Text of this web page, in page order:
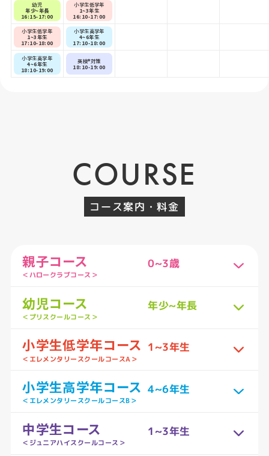
幼児
年少~年長
16:15-17:00
小学生低学年
1~3年生
17:10-18:00
小学生高学年
4~6年生
18:10-19:00
小学生低学年
1~3年生
16:10-17:00
小学生高学年
4~6年生
17:10-18:00
英検®対策
18:10-19:00
COURSE
コース案内・料金
親子コース 0~3歳
＜ハロークラブコース＞
幼児コース 年少~年長
＜プリスクールコース＞
小学生低学年コース 1~3年生
＜エレメンタリースクールコースA＞
小学生高学年コース 4~6年生
＜エレメンタリースクールコースB＞
中学生コース 1~3年生
＜ジュニアハイスクールコース＞